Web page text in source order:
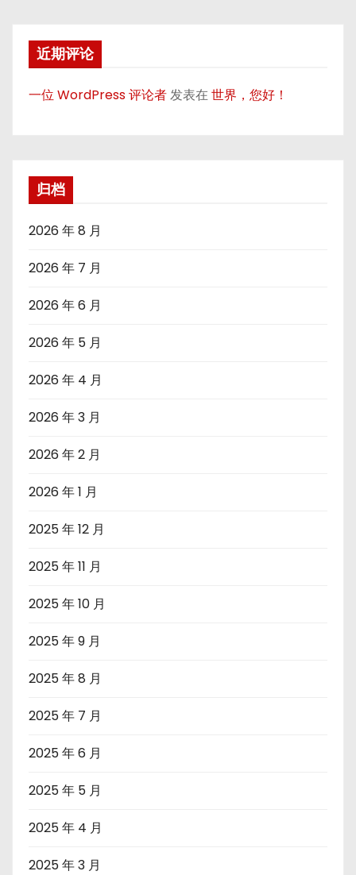
近期评论
一位 WordPress 评论者发表在世界，您好！
归档
2026 年 8 月
2026 年 7 月
2026 年 6 月
2026 年 5 月
2026 年 4 月
2026 年 3 月
2026 年 2 月
2026 年 1 月
2025 年 12 月
2025 年 11 月
2025 年 10 月
2025 年 9 月
2025 年 8 月
2025 年 7 月
2025 年 6 月
2025 年 5 月
2025 年 4 月
2025 年 3 月